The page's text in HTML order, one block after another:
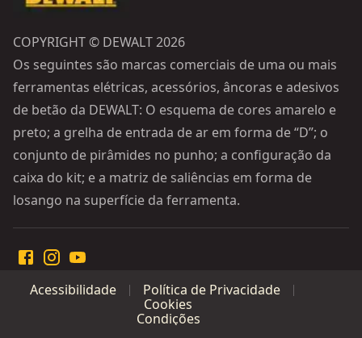
COPYRIGHT © DEWALT 2026
Os seguintes são marcas comerciais de uma ou mais
ferramentas elétricas, acessórios, âncoras e adesivos
de betão da DEWALT: O esquema de cores amarelo e
preto; a grelha de entrada de ar em forma de “D”; o
conjunto de pirâmides no punho; a configuração da
caixa do kit; e a matriz de saliências em forma de
losango na superfície da ferramenta.
Acessibilidade
Política de Privacidade
Cookies
Condições